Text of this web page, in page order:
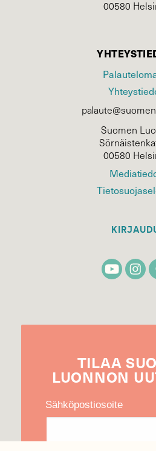
00580
Suomen
00580
TILAA
LUONNON
Sähköpostiosoite